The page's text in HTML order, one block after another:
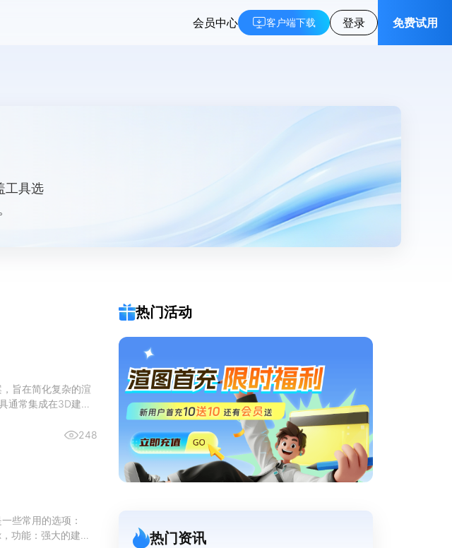
会员中心 客户端下载 登录 免费试用
工具选
旨在简化复杂的渲
通常集成在3D建模
248
些常用的选项：
功能：强大的建模
热门活动
热门资讯